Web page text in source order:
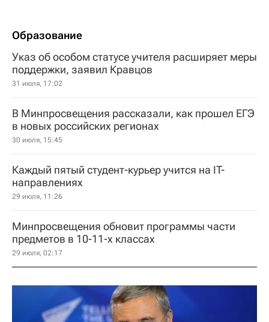
Образование
Указ об особом статусе учителя расширяет меры
поддержки, заявил Кравцов
31 июля, 17:02
В Минпросвещения рассказали, как прошел ЕГЭ
в новых российских регионах
30 июля, 15:45
Каждый пятый студент-курьер учится на IT-
направлениях
29 июля, 11:26
Минпросвещения обновит программы части
предметов в 10-11-х классах
29 июля, 02:17